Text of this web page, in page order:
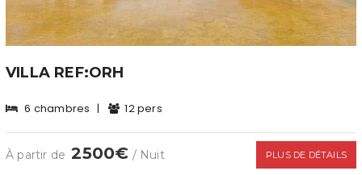
VILLA REF:ORH
6 chambres | 12 pers
À partir de 2500€ / Nuit PLUS DE DÉTAILS